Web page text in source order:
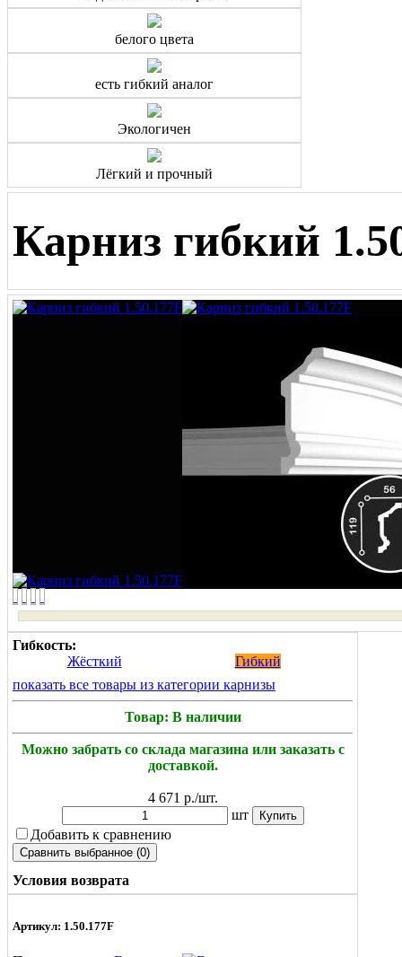
белого цвета
есть гибкий аналог
Экологичен
Лёгкий и прочный
Карниз гибкий
Гибкость:
Жёсткий
Гибкий
показать все товары из категории карнизы
Товар: В наличии
Можно забрать со склада магазина или заказать с
доставкой.
4 671 р./шт.
шт
Добавить к сравнению
Условия возврата
Артикул: 1.50.177F